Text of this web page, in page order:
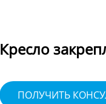
Кресло
ПОЛУЧИТЬ